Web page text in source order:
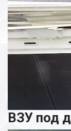
ВЗУ под